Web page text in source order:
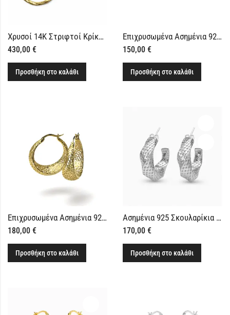
Χρυσοί 14Κ Στριφτοί Κρίκοι Σκουλαρίκια
430,00 €
Προσθήκη στο καλάθι
Επιχρυσωμένα Ασημένια 925 Σκουλαρίκια Κρικάκια με Διάτρητο Σχέδιο
150,00 €
Προσθήκη στο καλάθι
Επιχρυσωμένα Ασημένια 925 Σκουλαρίκια Κρικάκια με Ανάγλυφο Διάτρητο Σχέδιο
180,00 €
Προσθήκη στο καλάθι
Ασημένια 925 Σκουλαρίκια Κρικάκια με Ανάγλυφο Γεωμετρικό Σχέδιο
170,00 €
Προσθήκη στο καλάθι